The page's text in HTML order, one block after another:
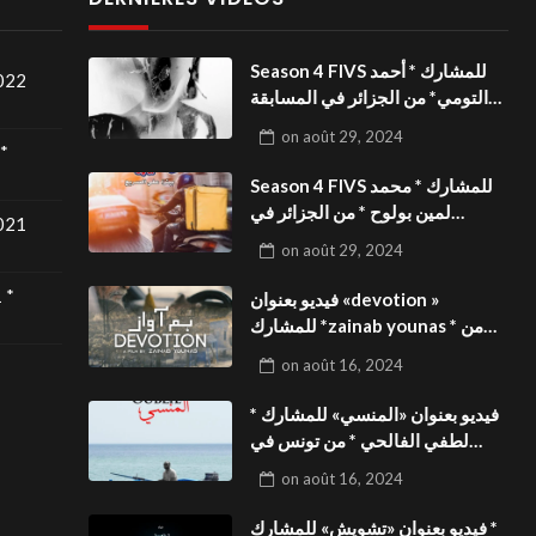
*
Season 4 FIVS للمشارك * أحمد
التومي* من الجزائر في المسابقة
للفيدوهات التوعوية«Dark Life
»فيديو بعنوان
on août 29, 2024
Season 4 FIVS للمشارك * محمد
لمين بولوح * من الجزائر في
للفيدوهات التوعوية«Pizza
express »فيديو بعنوان
on août 29, 2024
فيديو بعنوان «devotion »
للمشارك *zainab younas * من
بالمهرجان الدولي للفيدوهات
التوعوية Season 4 FIVS
on août 16, 2024
فيديو بعنوان «المنسي» للمشارك *
لطفي الفالحي * من تونس في
للفيدوهات التوعوية Season 4
FIVS
on août 16, 2024
فيديو بعنوان «تشويش» للمشارك *